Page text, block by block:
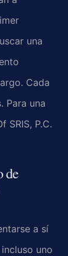
una
Cada
Para una
SRIS, P.C.
de
a sí
uno